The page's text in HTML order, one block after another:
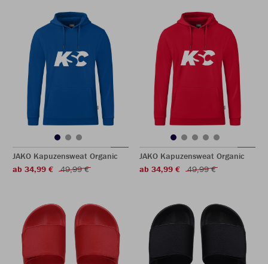
JAKO Kapuzensweat Organic
ab 34,99 €
49,99 €
JAKO Kapuzensweat Organic
ab 34,99 €
49,99 €